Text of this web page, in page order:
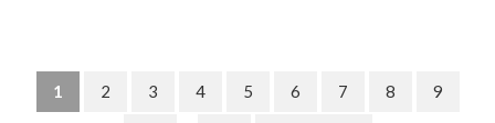
1 2 3 4 5 6 7 8 9